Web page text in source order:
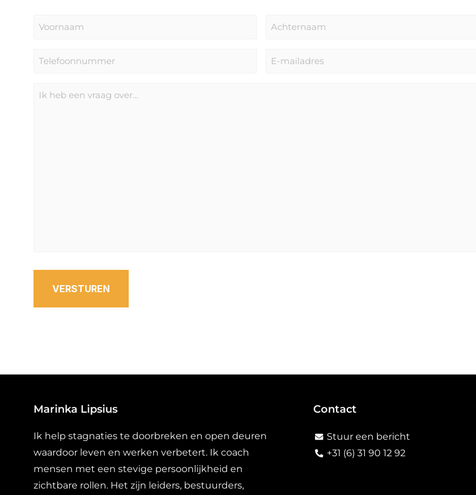
Voornaam Achternaam
Telefoonnummer
E-
Bericht
VERSTUREN
Marinka Lipsius
Ik help stagnaties te doorbreken en open deuren
waardoor leven en werken verbetert. Ik coach
mensen met een stevige persoonlijkheid en
zichtbare rollen. Het zijn leiders, bestuurders,
Contact
Stuur een bericht
+31 (6) 31 90 12 92